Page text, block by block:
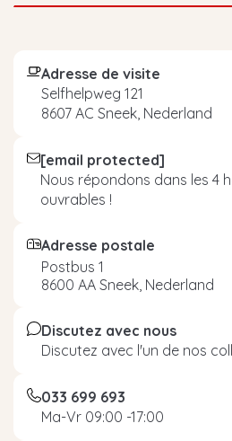
Adresse de visite
Selfhelpweg 121
8607 AC Sneek, Nederland
[email protected]
Nous répondons dans les 4
ouvrables !
Adresse postale
Postbus 1
8600 AA Sneek, Nederland
Discutez avec nous
Discutez avec l'un de nos
033 699 693
Ma-Vr 09:00 -17:00